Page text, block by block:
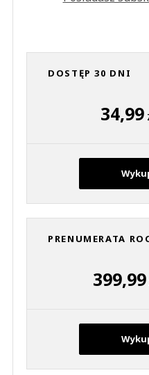
DOSTĘP 30 DNI
34,99
PRENUMERATA
399,99